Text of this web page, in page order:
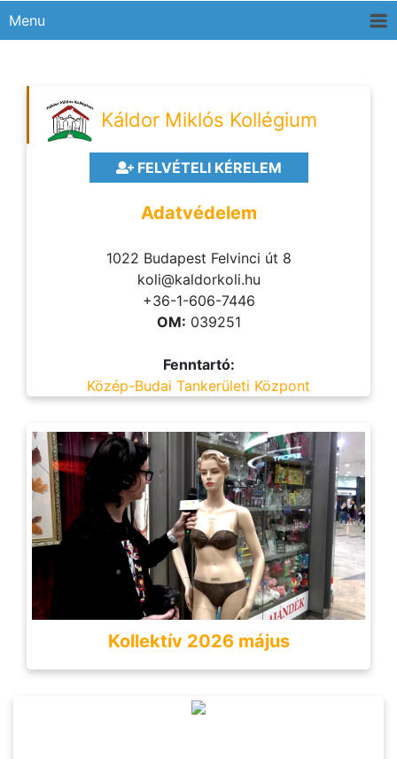
Menu
Káldor Miklós Kollégium
FELVÉTELI KÉRELEM
Adatvédelem
1022 Budapest Felvinci út 8
koli@kaldorkoli.hu
+36-1-606-7446
OM: 039251
Fenntartó:
Közép-Budai Tankerületi Központ
Kollektív 2026 május